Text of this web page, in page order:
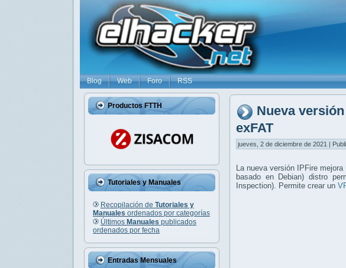
Blog Web Foro RSS
Productos FTTH
Tutoriales y Manuales
Recopilación de Tutoriales y
Manuales ordenados por categorías
Últimos Manuales publicados
ordenados por fecha
Entradas Mensuales
Nueva
exFAT
jueves, 2 de diciembre de 2021 |
La nueva versión IPFire
basado en Debian) distro
Inspection). Permite crear un